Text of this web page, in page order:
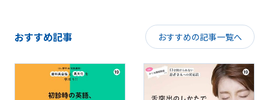
おすすめ記事 おすすめの記事一覧へ